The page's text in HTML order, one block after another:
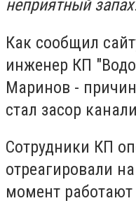
неприятный
Как сообщил
инженер КП
Маринов -
стал засор
Сотрудники КП
отреагировали
момент